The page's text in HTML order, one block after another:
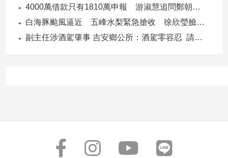
4000萬借款只有1810萬申報 游淑慧追問鄭朝方：2190萬差額去哪了
白海豚颱風逼近 五峰水梨緊急搶收 徐欣瑩臉書急呼「搶救五峰水梨」
副主任涉酒駕肇事 吉安鄉公所：酒駕零容忍 請辭獲准